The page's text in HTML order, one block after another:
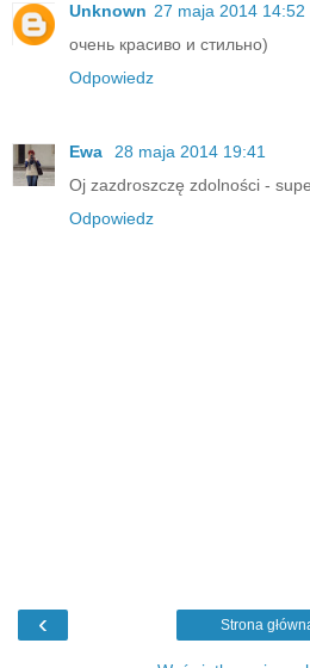
Unknown 27 maja 2014 14:52
очень красиво и стильно)
Odpowiedz
Ewa
28 maja 2014 19:41
Oj zazdroszczę zdolności -
Odpowiedz
‹ Strona